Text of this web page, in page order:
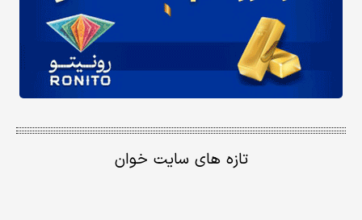
تازه های سایت خوان